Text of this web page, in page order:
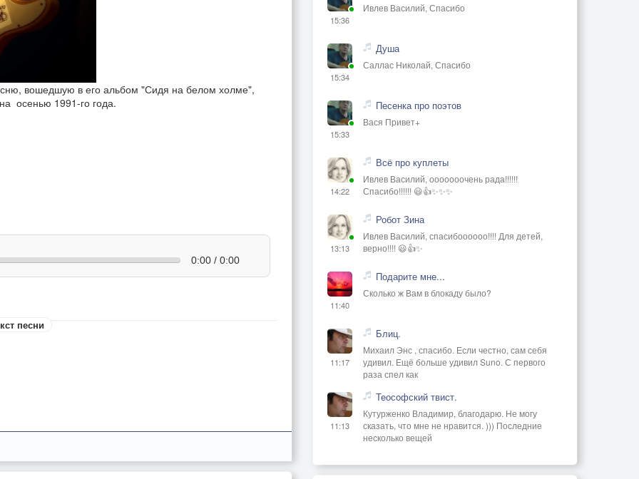
вошедшую в его альбом "Сидя на белом холме",
осенью 1991-го года.
0:00 / 0:00
песни
15:36
Ивлев Василий, Спасибо
15:34
Душа
Саллас Николай, Спасибо
15:33
Песенка про поэтов
Вася Привет+
14:22
Всё про куплеты
Ивлев Василий, ооооооочень рада!!!!!!
Спасибо!!!!!! 😃👍✨✨✨
13:13
Робот Зина
Ивлев Василий, спасибоооооо!!!! Для детей,
верно!!!! 😃👍✨
11:40
Подарите мне...
Сколько ж Вам в блокаду было?
11:17
Блиц.
Михаил Энс , спасибо. Если честно, сам себя
удивил. Ещё больше удивил Suno. С первого
раза спел как
11:13
Теософский твист.
Кутурженко Владимир, благодарю. Не могу
сказать, что мне не нравится. ))) Последние
несколько вещей